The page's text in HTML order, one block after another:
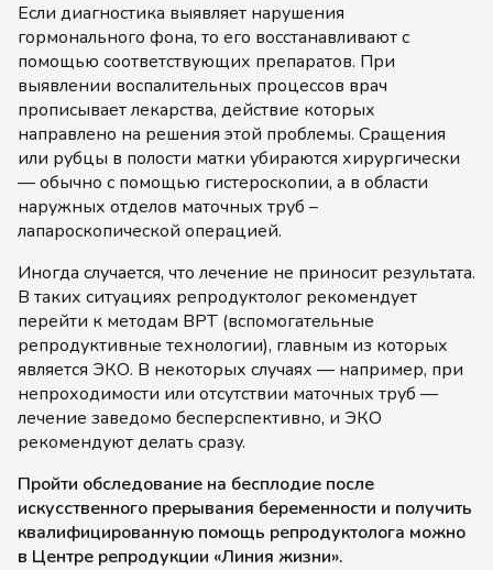
Если диагностика выявляет нарушения
гормонального фона, то его восстанавливают с
помощью соответствующих препаратов. При
выявлении воспалительных процессов врач
прописывает лекарства, действие которых
направлено на решения этой проблемы. Сращения
или рубцы в полости матки убираются хирургически
— обычно с помощью гистероскопии, а в области
наружных отделов маточных труб –
лапароскопической операцией.
Иногда случается, что лечение не приносит результата.
В таких ситуациях репродуктолог рекомендует
перейти к методам ВРТ (вспомогательные
репродуктивные технологии), главным из которых
является ЭКО. В некоторых случаях — например, при
непроходимости или отсутствии маточных труб —
лечение заведомо бесперспективно, и ЭКО
рекомендуют делать сразу.
Пройти обследование на бесплодие после
искусственного прерывания беременности и получить
квалифицированную помощь репродуктолога можно
в Центре репродукции «Линия жизни».